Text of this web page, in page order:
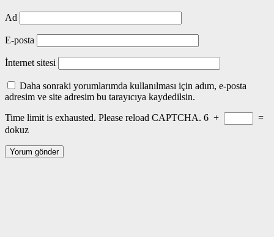
Ad
E-posta
İnternet sitesi
Daha sonraki yorumlarımda kullanılması için adım, e-posta
adresim ve site adresim bu tarayıcıya kaydedilsin.
Time limit is exhausted. Please reload CAPTCHA. 6 +
=
dokuz